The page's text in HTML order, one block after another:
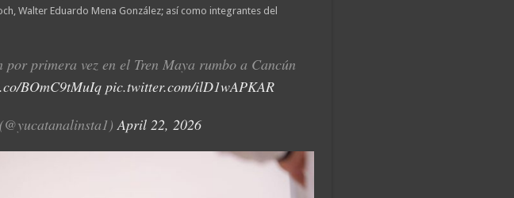
Walter Eduardo Mena González; así como integrantes del
primera vez en el Tren Maya rumbo a Cancún
BOmC9tMuIq pic.twitter.com/ilD1wAPKAR
April 22, 2026